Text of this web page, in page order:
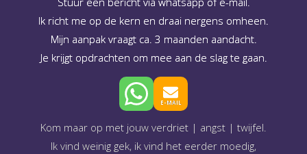
Ik richt me op de kern en draai nergens omheen.
Mijn aanpak vraagt ca. 3 maanden aandacht.
Je krijgt opdrachten om mee aan de slag te gaan.
E-MAIL
Kom maar op met jouw verdriet | angst | twijfel.
Ik vind weinig gek, ik vind het eerder moedig,